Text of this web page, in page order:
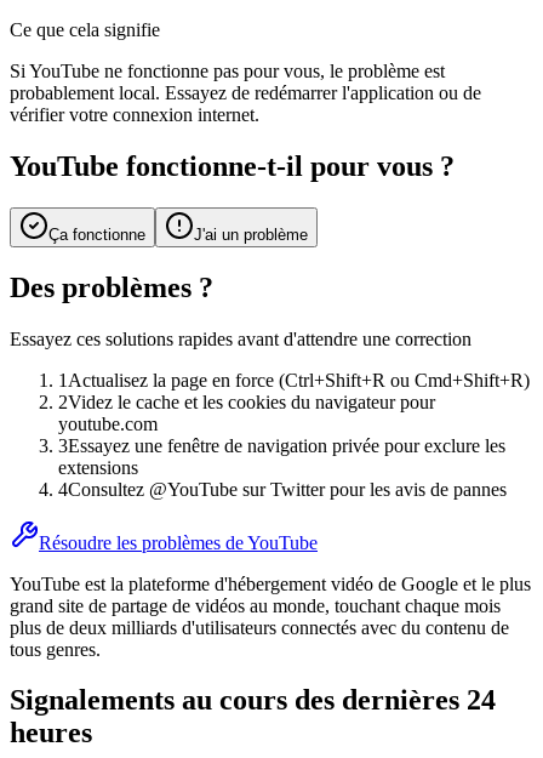
Ce que cela signifie
Si YouTube ne fonctionne pas pour vous, le problème est
probablement local. Essayez de redémarrer l'application ou de
vérifier votre connexion internet.
YouTube fonctionne-t-il pour vous ?
Ça fonctionne J'ai un problème
Des problèmes ?
Essayez ces solutions rapides avant d'attendre une correction
1 Actualisez la page en force (Ctrl+Shift+R ou Cmd+Shift+R)
2Videz le cache et les cookies du navigateur pour
youtube.com
3Essayez une fenêtre de navigation privée pour exclure les
extensions
4Consultez @YouTube sur Twitter pour les avis de pannes
Résoudre les problèmes de YouTube
YouTube est la plateforme d'hébergement vidéo de Google et le plus
grand site de partage de vidéos au monde, touchant chaque mois
plus de deux milliards d'utilisateurs connectés avec du contenu de
tous genres.
Signalements au cours des dernières 24
heures